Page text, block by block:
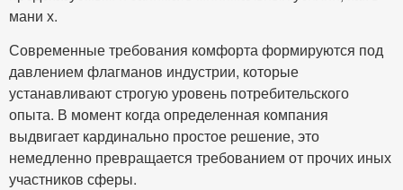
мани х.
Современные требования комфорта формируются под
давлением флагманов индустрии, которые
устанавливают строгую уровень потребительского
опыта. В момент когда определенная компания
выдвигает кардинально простое решение, это
немедленно превращается требованием от прочих иных
участников сферы.